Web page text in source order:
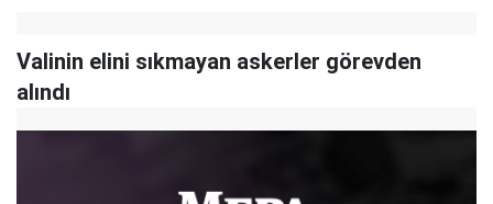
Valinin elini sıkmayan askerler görevden
alındı